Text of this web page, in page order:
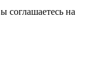
соглашаетесь на